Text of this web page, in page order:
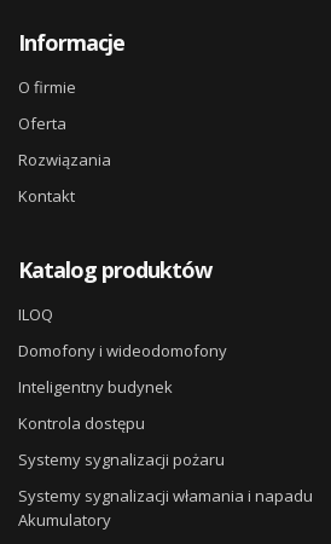
Informacje
O firmie
Oferta
Rozwiązania
Kontakt
Katalog produktów
ILOQ
Domofony i wideodomofony
Inteligentny budynek
Kontrola dostępu
Systemy sygnalizacji pożaru
Systemy sygnalizacji włamania i napadu
Akumulatory